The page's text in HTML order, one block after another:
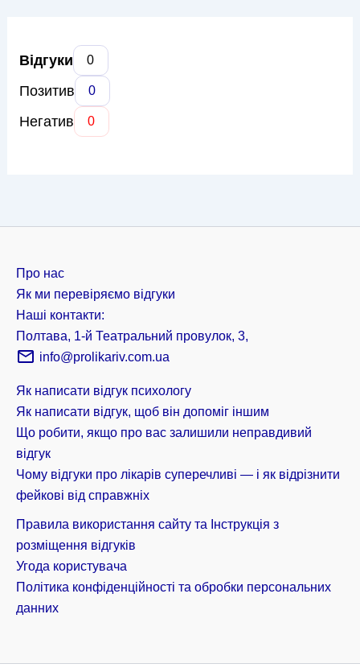
Відгуки 0
Позитив 0
Негатив 0
Про нас
Як ми перевіряємо відгуки
Наші контакти:
Полтава, 1-й Театральний провулок, 3,
info@prolikariv.com.ua
Як написати відгук психологу
Як написати відгук, щоб він допоміг іншим
Що робити, якщо про вас залишили неправдивий
відгук
Чому відгуки про лікарів суперечливі — і як відрізнити
фейкові від справжніх
Правила використання сайту та Інструкція з
розміщення відгуків
Угода користувача
Політика конфіденційності та обробки персональних
данних